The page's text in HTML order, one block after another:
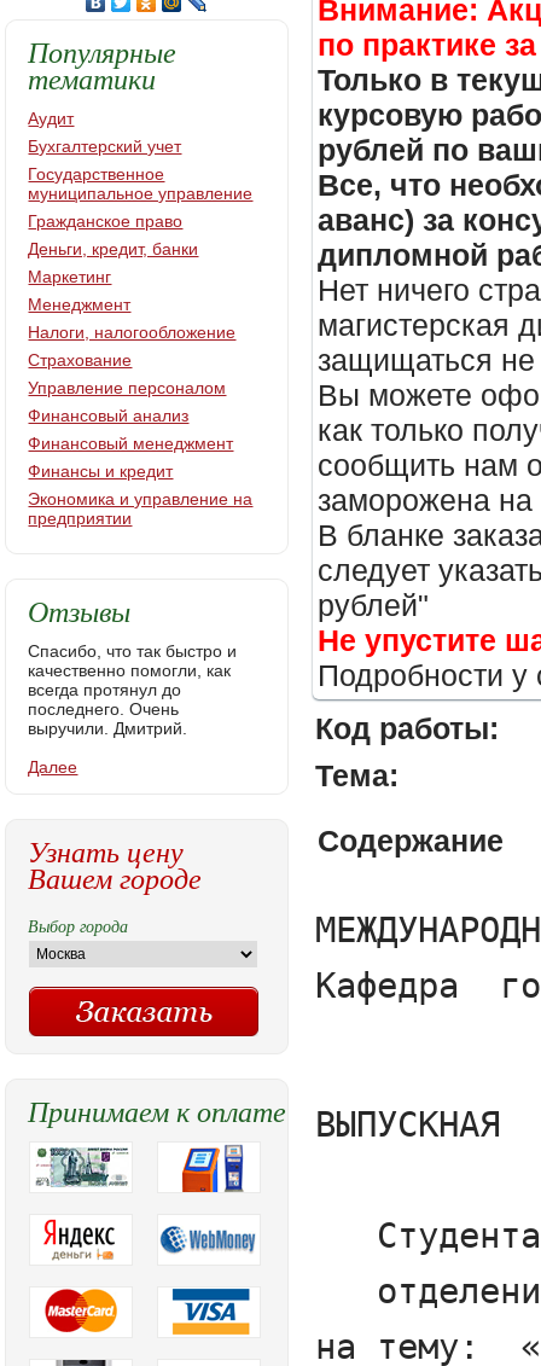
Внимание:
по практике
Только в
курсовую
рублей по
Все, что
аванс) за
дипломной
Нет ничего
магистерская
защищаться не
Вы можете
как только
сообщить нам
заморожена
В бланке
следует
рублей"
Не упустите
Подробности
Код работы:
Тема:
Содержание
МЕЖДУНАРОДНЫЙ ИНСТИТУТ ЭКОНОМИКИ И ПРАВА

Кафедра  государственно-правовых  дисциплин




ВЫПУСКНАЯ  КВАЛИФИКАЦИОННАЯ  РАБОТА



   Студента 	     Тюрлеминского Александра Владимировича

   отделение       заочное,       факультет     юридический

на тему:  «Обязанности родителей по воспитанию и содержанию детей»
     


Руководитель: к.ю.н., И.О. зав. кафедрой 
международно - правовых дисциплин
Самодуров Д.И.
____________________________
                                                                                               (подпись)
     
     
     
                  «Допустить к защите»
     Заведующий кафедрой:   ___________________
                                                                              (подпись)
                                                  «_______» __________________  2017 г.                    




Москва - 2017 г.
МЕЖДУНАРОДНЫЙ ИНСТИТУТ ЭКОНОМИКИ И ПРАВА

Кафедра государственно–правовых дисциплин

                                                                                           УТВЕРЖДАЮ
                                                                                           Заведующий   кафедрой
                                                                                          ____________ / Г.Ф. Чекмарев /
                                                                                            (подпись, фамилия и инициалы)
                                                                            «____»____________20___ г.
ЗАДАНИЕ
на выполнение выпускной квалификационной работы студенту
Тюрлеминскому Александру Владимировичу  
     
      Тема работы  «Обязанности родителей по воспитанию и содержанию детей».
      Утверждена приказом ректора института № 4445-д от «31» октября 2016 г.  
      Целевая установка: анализ обязанностей родителей по воспитанию детей, правовых аспектов их реализации и разработка научно-практических рекомендаций по повышению их эффективности.
      Вопросы, подлежащие разработке (исследованию):
      1. Рассмотреть развитие законодательства в сфере обязанности родителей по воспитанию и содержанию детей в России.
      2. Исследовать основания возникновения родительских обязанностей.
      3. Изучить личные неимущественные обязанности родителей по воспитанию и содержанию  детей.
      4. Рассмотреть имущественные обязанности родителей по содержанию детей.
      5. Рассмотреть алиментные обязанности родителей в отношении детей.
      Основная литература: 
      а) нормативная: Конституция Российской Федерации: Принята всенародным голосованием 12 декабря 1993 г.; Гражданский процессуальный кодекс Российской Федерации от 14 ноября 2002 г. N 138-ФЗ; Семейный кодекс
Популярные
тематики
Аудит
Бухгалтерский учет
Государственное
муниципальное управление
Гражданское право
Деньги, кредит, банки
Маркетинг
Менеджмент
Налоги, налогообложение
Страхование
Управление персоналом
Финансовый анализ
Финансовый менеджмент
Финансы и кредит
Экономика и управление на
предприятии
Отзывы
Спасибо, что так быстро и
качественно помогли, как
всегда протянул до
последнего. Очень
выручили. Дмитрий.
Далее
Узнать цену
Вашем городе
Выбор города
Принимаем к оплате